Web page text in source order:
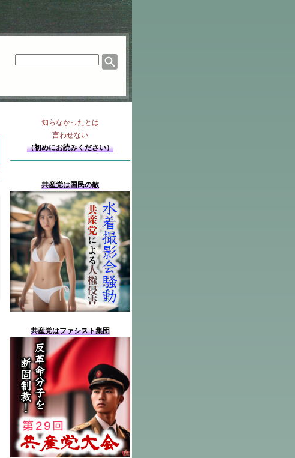
知らなかったとは
言わせない
（初めにお読みください）
共産党は国民の敵
共産党はファシスト集団